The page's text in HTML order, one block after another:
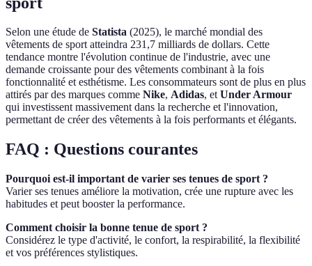
Selon une étude de Statista (2025), le marché mondial des
vêtements de sport atteindra 231,7 milliards de dollars. Cette
tendance montre l'évolution continue de l'industrie, avec une
demande croissante pour des vêtements combinant à la fois
fonctionnalité et esthétisme. Les consommateurs sont de plus en plus
attirés par des marques comme Nike, Adidas, etUnder Armour
qui investissent massivement dans la recherche et l'innovation,
permettant de créer des vêtements à la fois performants et élégants.
FAQ : Questions courantes
Pourquoi est-il important de varier ses tenues de sport ?
Varier ses tenues améliore la motivation, crée une rupture avec les
habitudes et peut booster la performance.
Comment choisir la bonne tenue de sport ?
Considérez le type d'activité, le confort, la respirabilité, la flexibilité
et vos préférences stylistiques.